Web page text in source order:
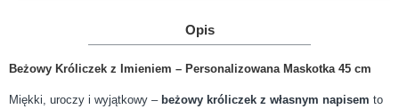
Opis
Beżowy Króliczek z Imieniem – Personalizowana Maskotka 45 cm
Miękki, uroczy i wyjątkowy – beżowy króliczek z własnym napisem to